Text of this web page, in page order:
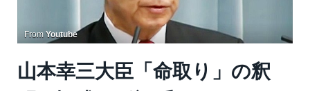
From Youtube
山本幸三大臣「命取り」の釈